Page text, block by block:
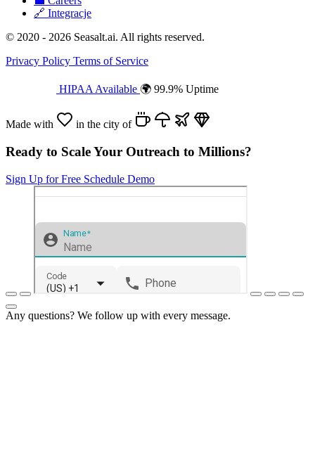
🔗 Integracje
© 2020 - 2026 Seasalt.ai. All rights reserved.
Privacy Policy Terms of Service
HIPAA Available 🌍 99.9% Uptime
Made with in the city of
Ready to Scale Your Outreach to Millions?
Sign Up for Free Schedule Demo
Any questions? We follow up with every message.